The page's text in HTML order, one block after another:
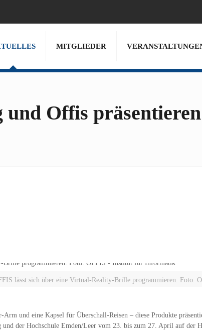
MITGLIEDER
Offis
lässt sich über eine Virtual-Reality-Brille programmieren.
und eine Kapsel für Überschall-Reisen – diese Produkte
der Hochschule Emden/Leer vom 23. bis zum 27. April auf der